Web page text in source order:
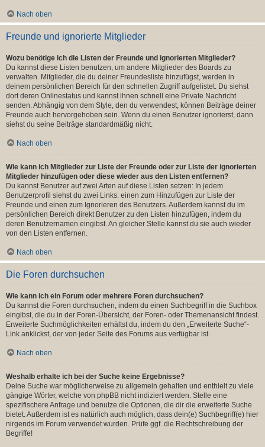
Nach oben
Freunde und ignorierte Mitglieder
Wozu benötige ich die Listen der Freunde und ignorierten Mitglieder?
Du kannst diese Listen benutzen, um andere Mitglieder des Boards zu
verwalten. Mitglieder, die du deiner Freundesliste hinzufügst, werden in
deinem persönlichen Bereich für den schnellen Zugriff aufgelistet. Du siehst
dort deren Onlinestatus und kannst ihnen schnell eine Private Nachricht
senden. Abhängig von dem Style, den du verwendest, können Beiträge deiner
Freunde auch hervorgehoben sein. Wenn du einen Benutzer ignorierst, dann
siehst du seine Beiträge standardmäßig nicht.
Nach oben
Wie kann ich Mitglieder zur Liste der Freunde oder zur Liste der ignorierten
Mitglieder hinzufügen oder diese wieder aus den Listen entfernen?
Du kannst Benutzer auf zwei Arten auf diese Listen setzen: In jedem
Benutzerprofil siehst du zwei Links: einen zum Hinzufügen zur Liste der
Freunde und einen zum Ignorieren des Benutzers. Außerdem kannst du im
persönlichen Bereich direkt Benutzer zu den Listen hinzufügen, indem du
deren Benutzernamen eingibst. An gleicher Stelle kannst du sie auch wieder
von den Listen entfernen.
Nach oben
Die Foren durchsuchen
Wie kann ich ein Forum oder mehrere Foren durchsuchen?
Du kannst die Foren durchsuchen, indem du einen Suchbegriff in die Suchbox
eingibst, die du in der Foren-Übersicht, der Foren- oder Themenansicht findest.
Erweiterte Suchmöglichkeiten erhältst du, indem du den „Erweiterte Suche“-
Link anklickst, der von jeder Seite des Forums aus verfügbar ist.
Nach oben
Weshalb erhalte ich bei der Suche keine Ergebnisse?
Deine Suche war möglicherweise zu allgemein gehalten und enthielt zu viele
gängige Wörter, welche von phpBB nicht indiziert werden. Stelle eine
spezifischere Anfrage und benutze die Optionen, die dir die erweiterte Suche
bietet. Außerdem ist es natürlich auch möglich, dass dein(e) Suchbegriff(e) hier
nirgends im Forum verwendet wurden. Prüfe ggf. die Rechtschreibung der
Begriffe!